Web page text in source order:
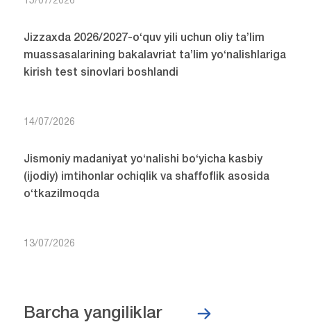
Jizzaxda 2026/2027-o‘quv yili uchun oliy ta’lim
muassasalarining bakalavriat ta’lim yo‘nalishlariga
kirish test sinovlari boshlandi
14/07/2026
Jismoniy madaniyat yo‘nalishi bo‘yicha kasbiy
(ijodiy) imtihonlar ochiqlik va shaffoflik asosida
o‘tkazilmoqda
13/07/2026
Barcha yangiliklar